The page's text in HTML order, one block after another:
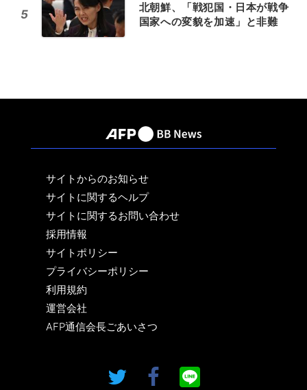
5
北朝鮮、「戦犯国・日本が戦争
国家への変貌を加速」と非難
サイトからのお知らせ
サイトに関するヘルプ
サイトに関するお問い合わせ
採用情報
サイトポリシー
プライバシーポリシー
利用規約
運営会社
AFP通信会長ごあいさつ